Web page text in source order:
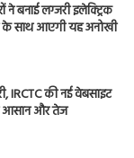
बनाई लग्जरी इलेक्ट्रिक
के साथ आएगी यह अनोखी
IRCTC की नई वेबसाइट
आसान और तेज